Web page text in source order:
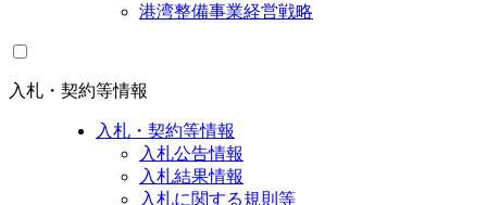
港湾整備事業経営戦略
入札・契約等情報
入札・契約等情報
入札公告情報
入札結果情報
入札に関する規則等